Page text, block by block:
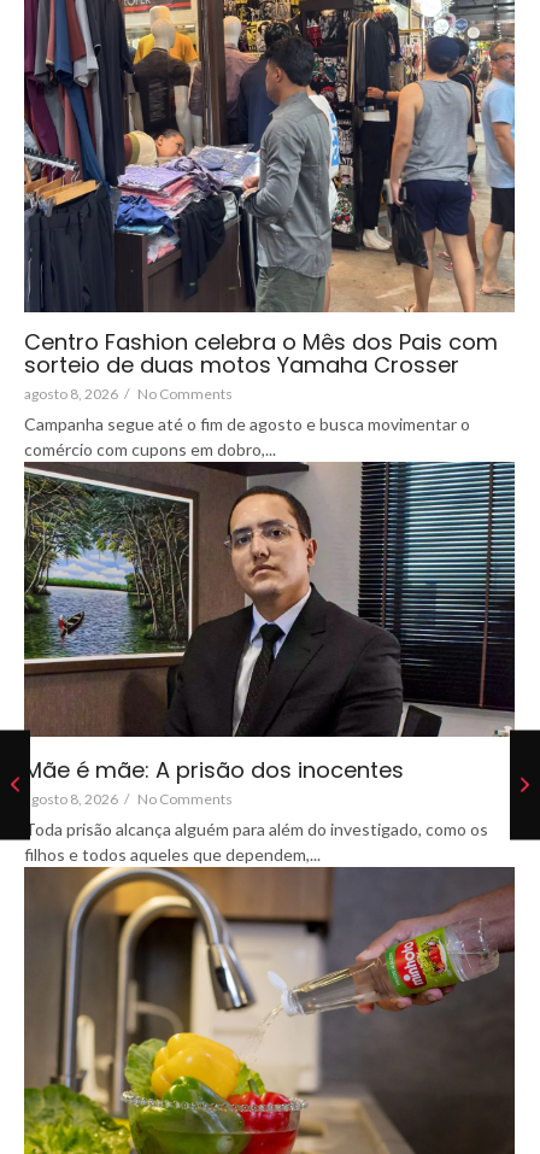
Centro Fashion celebra o Mês dos Pais com
sorteio de duas motos Yamaha Crosser
agosto 8, 2026 / No Comments
Campanha segue até o fim de agosto e busca movimentar o
comércio com cupons em dobro,...
Mãe é mãe: A prisão dos inocentes
agosto 8, 2026 / No Comments
Toda prisão alcança alguém para além do investigado, como os
filhos e todos aqueles que dependem,...